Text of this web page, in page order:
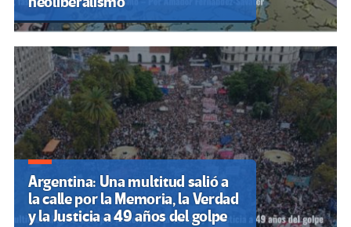
Argentina: Una multitud salió a
la calle por la Memoria, la Verdad
y la Justicia a 49 años del golpe